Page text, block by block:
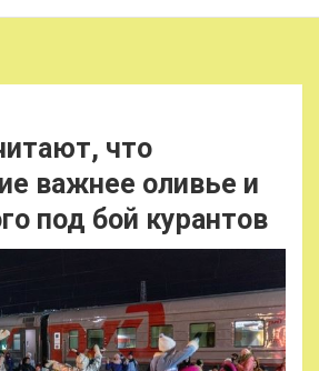
что
важнее оливье и
под бой курантов